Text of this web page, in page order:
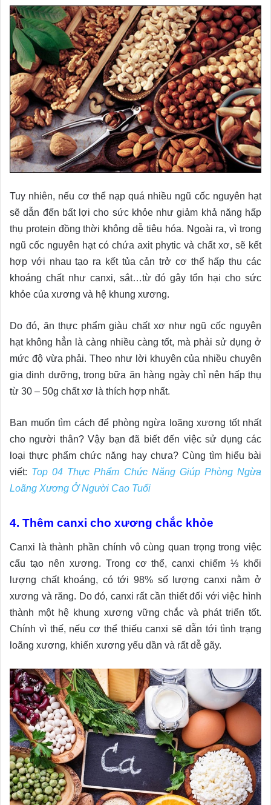
Tuy nhiên, nếu cơ thể nạp quá nhiều ngũ cốc nguyên hạt
sẽ dẫn đến bất lợi cho sức khỏe như giảm khả năng hấp
thụ protein đồng thời không dễ tiêu hóa. Ngoài ra, vì trong
ngũ cốc nguyên hạt có chứa axit phytic và chất xơ, sẽ kết
hợp với nhau tạo ra kết tủa cản trở cơ thể hấp thu các
khoáng chất như canxi, sắt…từ đó gây tổn hại cho sức
khỏe của xương và hệ khung xương.
Do đó, ăn thực phẩm giàu chất xơ như ngũ cốc nguyên
hạt không hẳn là càng nhiều càng tốt, mà phải sử dụng ở
mức độ vừa phải. Theo như lời khuyên của nhiều chuyên
gia dinh dưỡng, trong bữa ăn hàng ngày chỉ nên hấp thụ
từ 30 – 50g chất xơ là thích hợp nhất.
Ban muốn tìm cách để phòng ngừa loãng xương tốt nhất
cho người thân? Vậy bạn đã biết đến việc sử dụng các
loại thực phẩm chức năng hay chưa? Cùng tìm hiểu bài
viết: Top 04 Thực Phẩm Chức Năng Giúp Phòng Ngừa
Loãng Xương Ở Người Cao Tuổi
4. Thêm canxi cho xương chắc khỏe
Canxi là thành phần chính vô cùng quan trọng trong việc
cấu tạo nên xương. Trong cơ thể, canxi chiếm ⅓ khối
lượng chất khoáng, có tới 98% số lượng canxi nằm ở
xương và răng. Do đó, canxi rất cần thiết đối với việc hình
thành một hệ khung xương vững chắc và phát triển tốt.
Chính vì thế, nếu cơ thể thiếu canxi sẽ dẫn tới tình trạng
loãng xương, khiến xương yếu dần và rất dễ gãy.